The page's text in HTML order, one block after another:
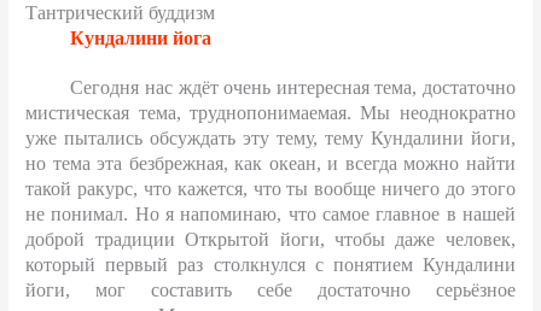
Тантрический буддизм
Кундалини йога
Сегодня нас ждёт очень интересная тема, достаточно
мистическая тема, труднопонимаемая. Мы неоднократно
уже пытались обсуждать эту тему, тему Кундалини йоги,
но тема эта безбрежная, как океан, и всегда можно найти
такой ракурс, что кажется, что ты вообще ничего до этого
не понимал. Но я напоминаю, что самое главное в нашей
доброй традиции Открытой йоги, чтобы даже человек,
который первый раз столкнулся с понятием Кундалини
йоги, мог составить себе достаточно серьёзное